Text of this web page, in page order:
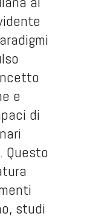
e
di
Questo
studi